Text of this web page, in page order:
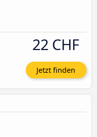
22 CHF
Jetzt finden